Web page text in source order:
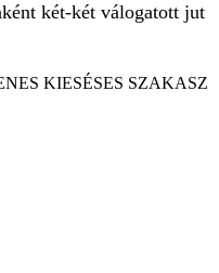
két-két válogatott jut
KIESÉSES SZAKASZ